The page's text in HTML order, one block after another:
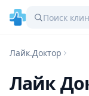
Лайк.Доктор
Лайк